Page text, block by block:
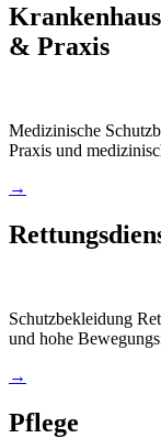
Krankenhaus
& Praxis
Medizinische
Praxis und
→
Schutzbekleidung
und hohe
→
Pflege